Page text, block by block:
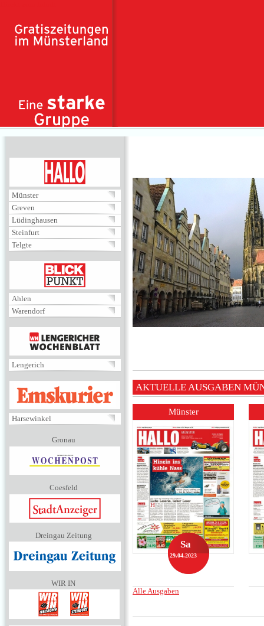
Münster
Greven
Lüdinghausen
Steinfurt
Telgte
BLICKPUNKT
Ahlen
Warendorf
MENÜ
Lengerich
EMSKURIER
Harsewinkel
Gronau
Coesfeld
Dreingau Zeitung
WIR IN
AKTUELLE AUSGABEN
Münster
Sa
29.04.2023
Alle Ausgaben